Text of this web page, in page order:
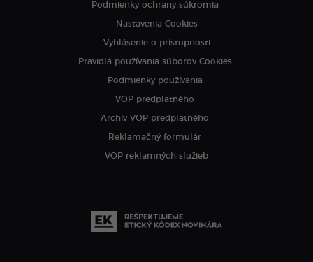
Podmienky ochrany súkromia
Nastavenia Cookies
Vyhlásenie o prístupnosti
Pravidlá používania súborov Cookies
Podmienky používania
VOP predplatného
Archív VOP predplatného
Reklamačný formulár
VOP reklamných služieb